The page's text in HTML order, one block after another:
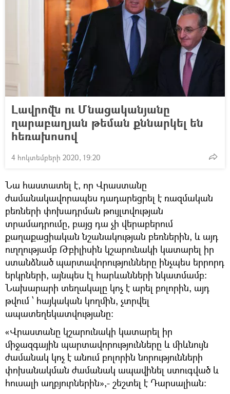
Լավրովն ու Մնացականյանը
ղարաբաղյան թեման քննարկել են
հեռախոսով
4 հոկտեմբերի 2020, 19:20
Նա հաստատել է, որ Վրաստանը
ժամանակավորապես դադարեցրել է ռազմական
բեռների փոխադրման թույլտվության
տրամադրումը, բայց դա չի վերաբերում
քաղաքացիական նշանակության բեռներին, և այդ
ուղղությամբ Թբիլիսին կշարունակի կատարել իր
ստանձնած պարտավորությունները ինչպես երրորդ
երկրների, այնպես էլ հարևանների նկատմամբ:
Նախարարի տեղակալը կոչ է արել բոլորին, այդ
թվում ՝ հայկական կողմին, չտրվել
ապատեղեկատվությանը։
«Վրաստանը կշարունակի կատարել իր
միջազգային պարտավորությունները և միևնույն
ժամանակ կոչ է անում բոլորին նորությունների
փոխանակման ժամանակ ապավինել ստուգված և
հուսալի աղբյուրներին»,- շեշտել է Դարսալիան: